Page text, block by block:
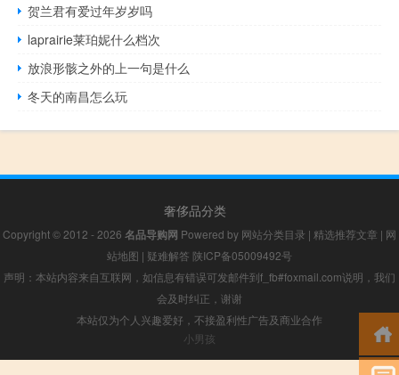
贺兰君有爱过年岁岁吗
laprairie莱珀妮什么档次
放浪形骸之外的上一句是什么
冬天的南昌怎么玩
奢侈品分类
Copyright © 2012 - 2026 名品导购网 Powered by 网站分类目录 | 精选推荐文章 | 网
站地图 | 疑难解答 陕ICP备05009492号
声明：本站内容来自互联网，如信息有错误可发邮件到f_fb#foxmail.com说明，我们
会及时纠正，谢谢
本站仅为个人兴趣爱好，不接盈利性广告及商业合作
小男孩